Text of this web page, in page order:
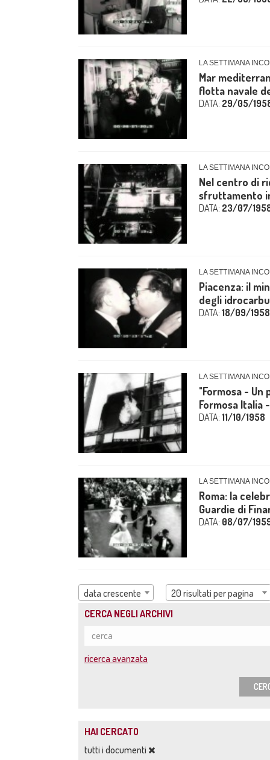
LA SETTIMANA
Mar
flotta navale
DATA: 29/05/
LA SETTIMANA
Nel centro di
sfruttamento
DATA: 23/07/
LA SETTIMANA
Piacenza: il
degli
DATA: 18/09/1958
LA SETTIMANA
"Formosa -
Formosa Italia
DATA: 11/10/1958
LA SETTIMANA
Roma: la
Guardie di
DATA: 08/07/
data crescente
20 risultati per pagina
CERCA NEGLI ARCHIVI
ricerca avanzata
HAI CERCATO
tutti i documenti